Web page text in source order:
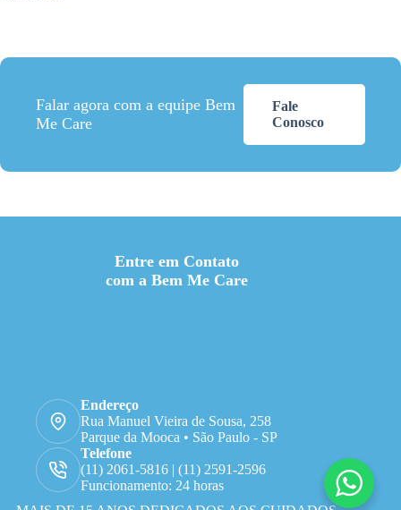
Falar agora com a equipe Bem
Me Care
Fale
Conosco
Entre em Contato
com a Bem Me Care
Endereço
Rua Manuel Vieira de Sousa, 258
Parque da Mooca • São Paulo - SP
Telefone
(11) 2061-5816 | (11) 2591-2596
Funcionamento: 24 horas